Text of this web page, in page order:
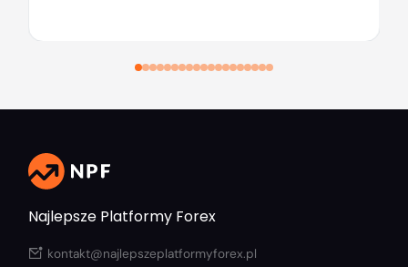
Najlepsze Platformy Forex
kontakt@najlepszeplatformyforex.pl